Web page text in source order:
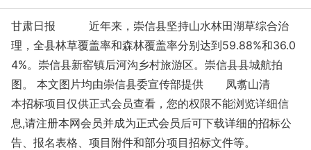
甘肃日报 近年来，崇信县坚持山水林田湖草综合治
理，全县林草覆盖率和森林覆盖率分别达到59.88%和36.0
4%。崇信县新窑镇后河沟乡村旅游区。崇信县县城航拍
图。 本文图片均由崇信县委宣传部提供 凤翥山清
本招标项目仅供正式会员查看，您的权限不能浏览详细信
息,请注册本网会员并成为正式会员后可下载详细的招标公
告、报名表格、项目附件和部分项目招标文件等。